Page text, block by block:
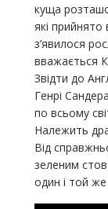
куща
які
з’явилося
вважається
Звідти до
Генрі
по всьому
Належить
Від
зеленим
один і той же